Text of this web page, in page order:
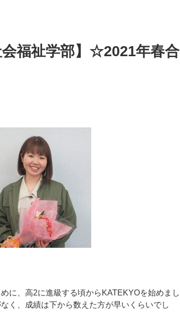
会福祉学部】☆2021年春合
に、高2に進級する頃からKATEKYOを始めまし
く、成績は下から数えた方が早いくらいでし